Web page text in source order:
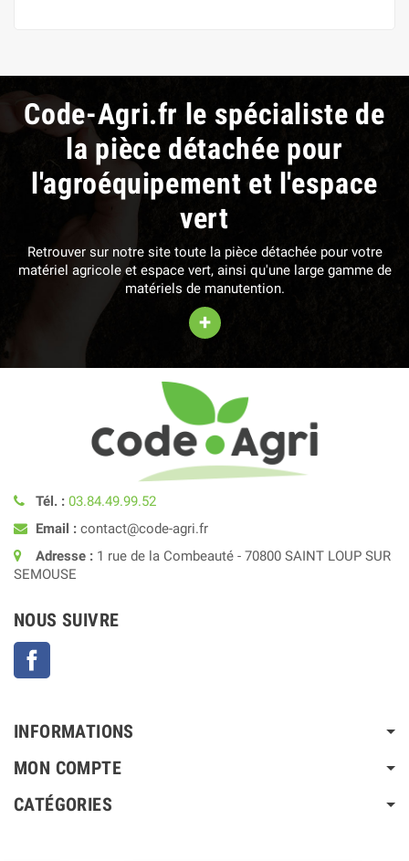
Code-Agri.fr le spécialiste de
la pièce détachée pour
l'agroéquipement et l'espace
vert
Retrouver sur notre site toute la pièce détachée pour votre
matériel agricole et espace vert, ainsi qu'une large gamme de
matériels de manutention.
+
Tél. : 03.84.49.99.52
Email : contact@code-agri.fr
Adresse : 1 rue de la Combeauté - 70800 SAINT LOUP SUR
SEMOUSE
NOUS SUIVRE
INFORMATIONS
MON COMPTE
CATÉGORIES